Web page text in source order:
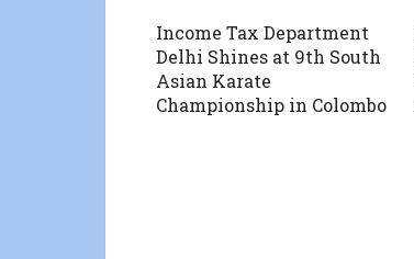
Income Tax Department
Delhi Shines at 9th South
Asian Karate
Championship in Colombo